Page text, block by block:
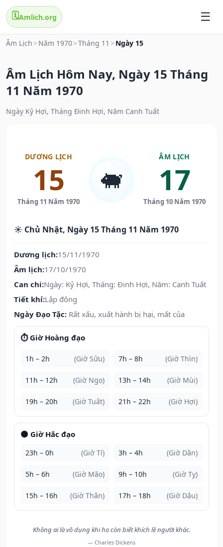
🗓️Amlich.org
Âm Lịch > Năm 1970>Tháng 11 > Ngày 15
Âm Lịch Hôm Nay, Ngày 15 Tháng
11 Năm 1970
Ngày Kỷ Hợi, Tháng Đinh Hợi, Năm Canh Tuất
DƯƠNG LỊCH
15
Tháng 11 Năm 1970
🐖
ÂM LỊCH
17
Tháng 10 Năm 1970
☀️ Chủ Nhật, Ngày 15 Tháng 11 Năm 1970
Dương lịch:15/11/1970
Âm lịch:17/10/1970
Can chi:Ngày: Kỷ Hợi, Tháng: Đinh Hợi, Năm: Canh Tuất
Tiết khí:Lập đông
Ngày Đạo Tặc: Rất xấu, xuất hành bị hại, mất của
⏱️ Giờ Hoàng đạo
1h – 2h (Giờ Sửu) 7h – 8h (Giờ Thìn)
11h – 12h (Giờ Ngọ) 13h – 14h (Giờ Mùi)
19h – 20h (Giờ Tuất) 21h – 22h (Giờ Hợi)
🌑 Giờ Hắc đạo
23h – 0h (Giờ Tí) 3h – 4h (Giờ Dần)
5h – 6h (Giờ Mão) 9h – 10h (Giờ Tỵ)
15h – 16h (Giờ Thân) 17h – 18h (Giờ Dậu)
Không ai là vô dụng khi họ còn biết khích lệ người khác.
— Charles Dickens